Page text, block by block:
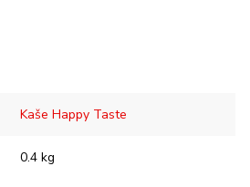
Kaše Happy Taste
0.4 kg